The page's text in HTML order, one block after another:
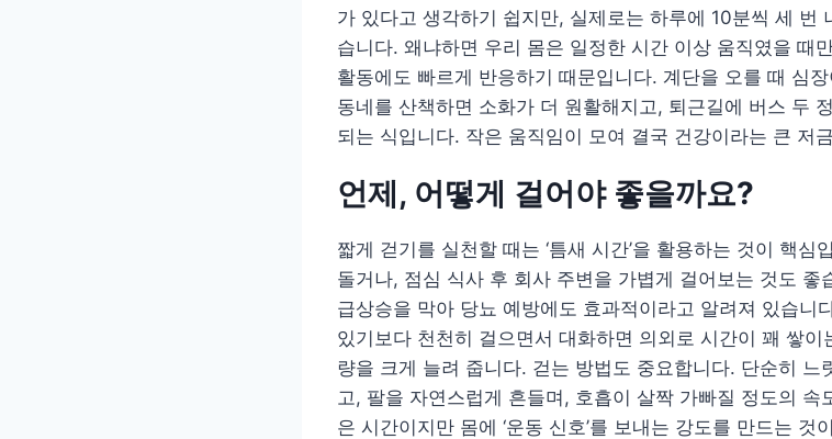
가 있다고 생각하기 쉽지만, 실제로는 하루에 10분씩 세 번
습니다. 왜냐하면 우리 몸은 일정한 시간 이상 움직였을 때
활동에도 빠르게 반응하기 때문입니다. 계단을 오를 때 심
동네를 산책하면 소화가 더 원활해지고, 퇴근길에 버스 두
되는 식입니다. 작은 움직임이 모여 결국 건강이라는 큰 저
언제, 어떻게 걸어야 좋을까요?
짧게 걷기를 실천할 때는 ‘틈새 시간’을 활용하는 것이 핵
돌거나, 점심 식사 후 회사 주변을 가볍게 걸어보는 것도
급상승을 막아 당뇨 예방에도 효과적이라고 알려져 있습니
있기보다 천천히 걸으면서 대화하면 의외로 시간이 꽤 쌓
량을 크게 늘려 줍니다. 걷는 방법도 중요합니다. 단순히 느
고, 팔을 자연스럽게 흔들며, 호흡이 살짝 가빠질 정도의
은 시간이지만 몸에 ‘운동 신호’를 보내는 강도를 만드는 것